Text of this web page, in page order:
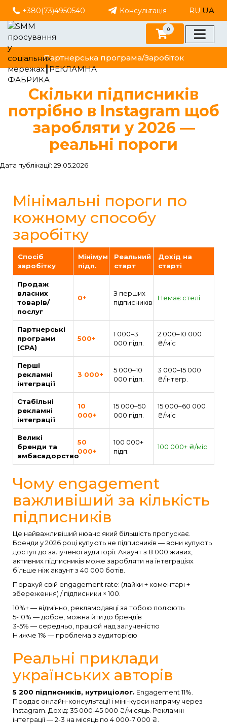
+380(73)4950540 Консультація RU UA
Партнерська програма/Заробіток
0
Скільки підписників
потрібно в Instagram щоб
заробляти у 2026 —
реальні пороги
Дата публікації: 29.05.2026
Мінімальні пороги по
кожному способу
заробітку
Спосіб
заробітку
Мінімум
підп.
Реальний
старт
Дохід на
старті
Продаж
власних
товарів/
послуг
0+
З перших
підписників
Немає стелі
Партнерські
програми
(CPA)
500+
1 000–3
000 підп.
2 000–10 000
₴/міс
Перші
рекламні
інтеграції
3 000+
5 000–10
000 підп.
3 000–15 000
₴/інтегр.
Стабільні
рекламні
інтеграції
10
000+
15 000–50
000 підп.
15 000–60 000
₴/міс
Великі
бренди та
амбасадорство
50
000+
100 000+
підп.
100 000+ ₴/міс
Чому engagement
важливіший за кількість
підписників
Це найважливіший нюанс який більшість пропускає.
Бренди у 2026 році купують не підписників — вони купують
доступ до залученої аудиторії. Акаунт з 8 000 живих,
активних підписників може заробляти на інтеграціях
більше ніж акаунт з 40 000 ботів.
Порахуй свій engagement rate: (лайки + коментарі +
збереження) / підписники × 100.
10%+ — відмінно, рекламодавці за тобою полюють
5-10% — добре, можна йти до брендів
3-5% — середньо, працюй над залученістю
Нижче 1% — проблема з аудиторією
Реальні приклади
українських авторів
5 200 підписників, нутриціолог. Engagement 11%.
Продає онлайн-консультації і міні-курси напряму через
Instagram. Дохід: 35 000-45 000 ₴/місяць. Рекламні
інтеграції — 2-3 на місяць по 4 000-7 000 ₴.